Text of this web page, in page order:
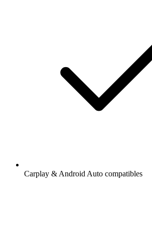
Carplay & Android Auto compatibles